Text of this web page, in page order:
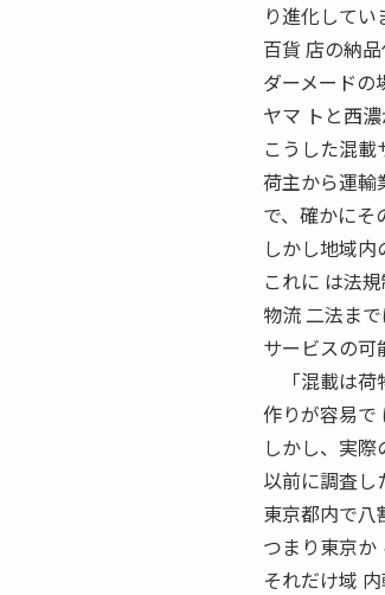
り進化してい
百貨 店の納
ダーメードの
ヤマ トと西
こうした混載
荷主から運
で、確かにそ
しかし地域内
これに は法
物流 二法ま
サービスの
「混載は荷
作りが容易で
しかし、実際
以前に調査し
東京都内で八
つまり東京か
それだけ域